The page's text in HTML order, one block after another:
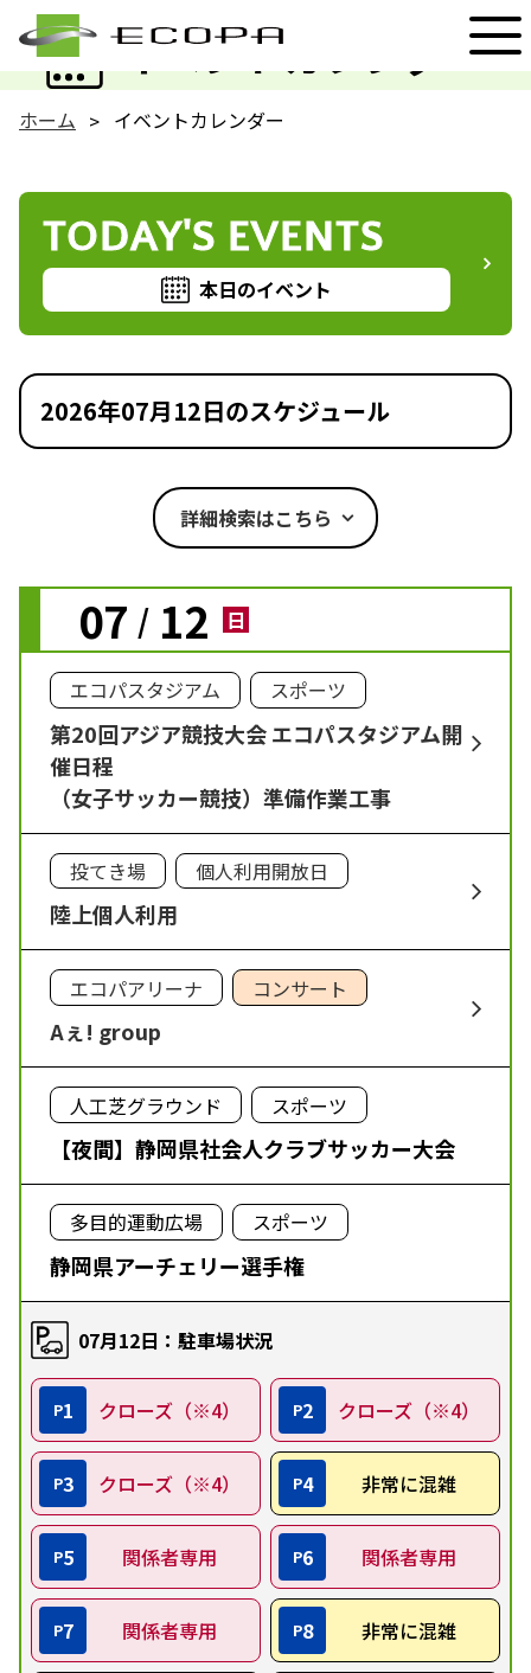
イベントカレンダー
EVENT
ホーム イベントカレンダー
TODAY'S EVENTS
本日のイベント
2026年07月12日のスケジュール
詳細検索はこちら
07 / 12 日
エコパスタジアム スポーツ
第20回アジア競技大会 エコパスタジアム開
催日程
（女子サッカー競技）準備作業工事
投てき場 個人利用開放日
陸上個人利用
エコパアリーナ コンサート
Aぇ! group
人工芝グラウンド スポーツ
【夜間】静岡県社会人クラブサッカー大会
多目的運動広場 スポーツ
静岡県アーチェリー選手権
07月12日：駐車場状況
P1 クローズ（※4） P2 クローズ（※4）
P3 クローズ（※4） P4 非常に混雑
P5 関係者専用 P6 関係者専用
P7 関係者専用 P8 非常に混雑